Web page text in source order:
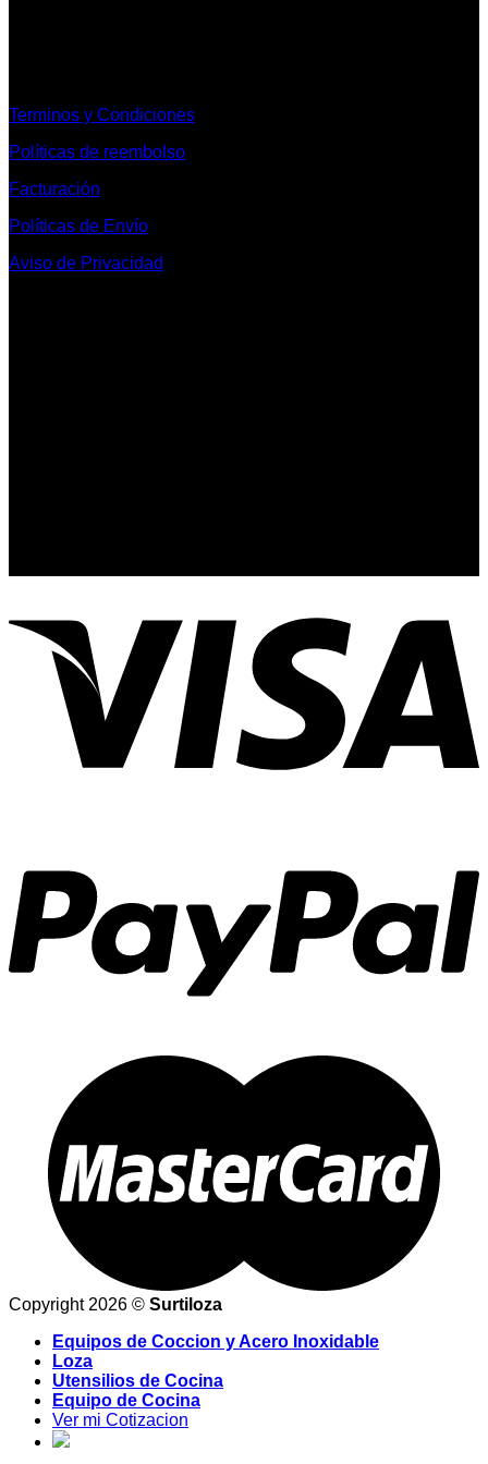
Terminos y Condiciones
Políticas de reembolso
Facturación
Políticas de Envío
Aviso de Privacidad
Copyright 2026 © Surtiloza
Equipos de Coccion y Acero Inoxidable
Loza
Utensilios de Cocina
Equipo de Cocina
Ver mi Cotizacion